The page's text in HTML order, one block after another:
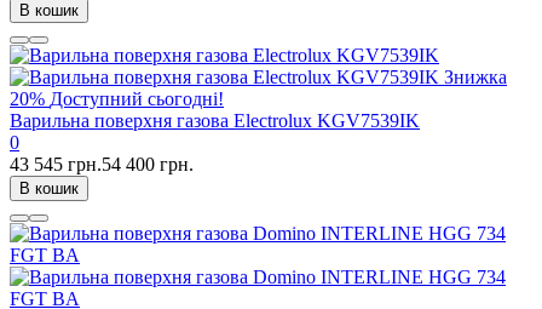
В кошик
Знижка
20% Доступний сьогодні!
Варильна поверхня газова Electrolux KGV7539IK
0
43 545 грн.54 400 грн.
В кошик